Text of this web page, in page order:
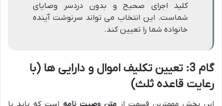
کلید اجرای صحیح و بدون دردسر وصایای
شماست. این انتخاب می تواند سرنوشت آینده
خانواده شما را تعیین کند.
گام 3: تعیین تکلیف اموال و دارایی ها (با
رعایت قاعده ثلث)